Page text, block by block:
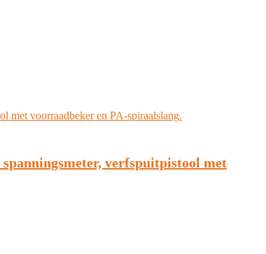
spanningsmeter, verfspuitpistool met